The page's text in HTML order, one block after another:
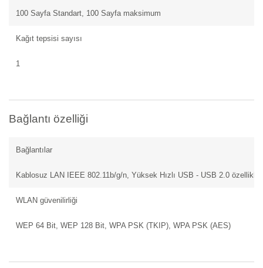
100 Sayfa Standart, 100 Sayfa maksimum
Kağıt tepsisi sayısı
1
Bağlantı özelliği
Bağlantılar
Kablosuz LAN IEEE 802.11b/g/n, Yüksek Hızlı USB - USB 2.0
WLAN güvenilirliği
WEP 64 Bit, WEP 128 Bit, WPA PSK (TKIP), WPA PSK (AES)